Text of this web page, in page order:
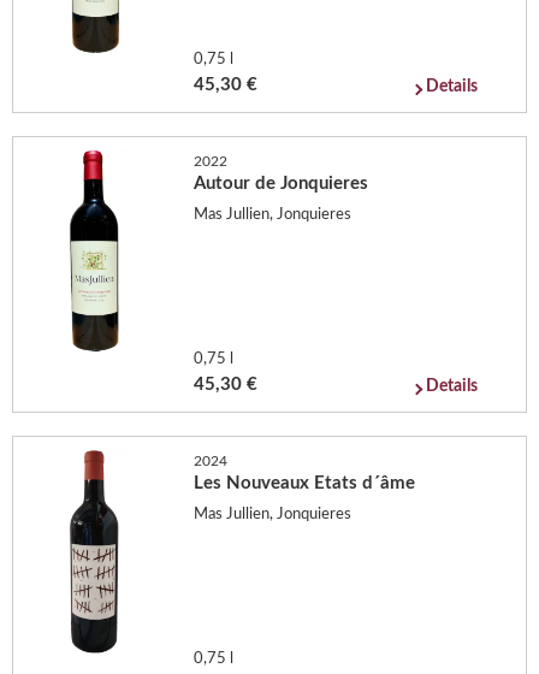
0,75 l
45,30 € Details
2022
Autour de Jonquieres
Mas Jullien, Jonquieres
0,75 l
45,30 € Details
2024
Les Nouveaux Etats d´âme
Mas Jullien, Jonquieres
0,75 l